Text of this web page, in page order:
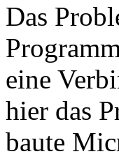
Das
eine
hier das
baute